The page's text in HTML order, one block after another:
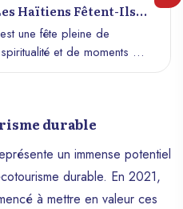
Haïtiens Fêtent-Ils
une fête pleine de
et de moments de
par des célébrations
magique qui reflète
et festive du peuple
vous emmène au cœur
Noël en Haïti.
durable
un immense potentiel
durable. En 2021,
à mettre en valeur ces